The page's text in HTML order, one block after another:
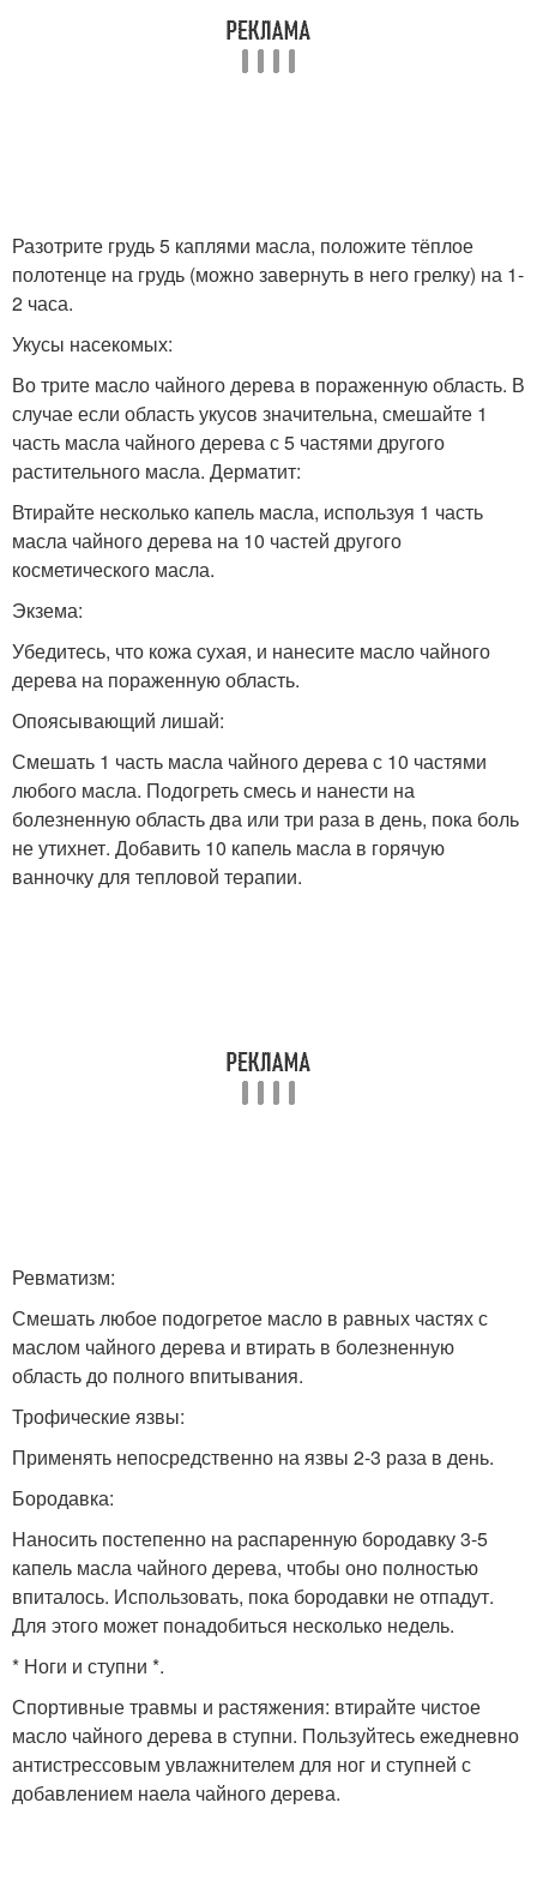
Разотрите грудь 5 каплями масла, положите тёплое
полотенце на грудь (можно завернуть в него грелку) на 1-
2 часа.
Укусы насекомых:
Во трите масло чайного дерева в пораженную область. В
случае если область укусов значительна, смешайте 1
часть масла чайного дерева с 5 частями другого
растительного масла. Дерматит:
Втирайте несколько капель масла, используя 1 часть
масла чайного дерева на 10 частей другого
косметического масла.
Экзема:
Убедитесь, что кожа сухая, и нанесите масло чайного
дерева на пораженную область.
Опоясывающий лишай:
Смешать 1 часть масла чайного дерева с 10 частями
любого масла. Подогреть смесь и нанести на
болезненную область два или три раза в день, пока боль
не утихнет. Добавить 10 капель масла в горячую
ванночку для тепловой терапии.
Ревматизм:
Смешать любое подогретое масло в равных частях с
маслом чайного дерева и втирать в болезненную
область до полного впитывания.
Трофические язвы:
Применять непосредственно на язвы 2-3 раза в день.
Бородавка:
Наносить постепенно на распаренную бородавку 3-5
капель масла чайного дерева, чтобы оно полностью
впиталось. Использовать, пока бородавки не отпадут.
Для этого может понадобиться несколько недель.
* Ноги и ступни *.
Спортивные травмы и растяжения: втирайте чистое
масло чайного дерева в ступни. Пользуйтесь ежедневно
антистрессовым увлажнителем для ног и ступней с
добавлением наела чайного дерева.